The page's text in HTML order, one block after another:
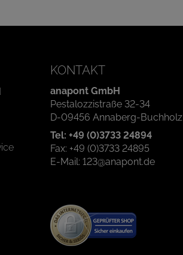
KONTAKT
anapont GmbH
Pestalozzistraße 32-34
D-09456 Annaberg-Buchholz
Tel: +49 (0)3733 24894
Fax: +49 (0)3733 24895
E-Mail: 123@anapont.de